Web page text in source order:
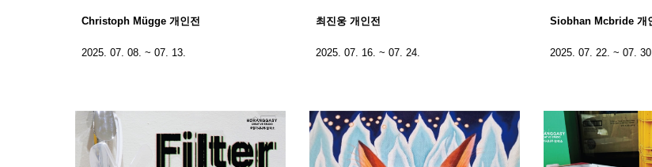
Christoph Mügge 개인전
2025. 07. 08. ~ 07. 13.
최진웅 개인전
2025. 07. 16. ~ 07. 24.
Siobhan Mcbride 개
2025. 07. 22. ~ 07. 30.